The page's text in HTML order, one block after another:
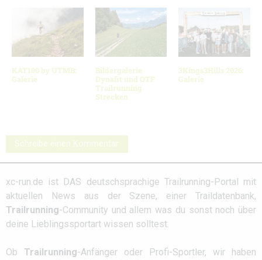
KAT100 by UTMB:
Galerie
Bildergalerie
Dynafit und OTF
Trailrunning
Strecken
3Kings3Hills 2026:
Galerie
Schreibe einen Kommentar
xc-run.de ist DAS deutschsprachige Trailrunning-Portal mit
aktuellen News aus der Szene, einer Traildatenbank,
Trailrunning-Community und allem was du sonst noch über
deine Lieblingssportart wissen solltest.
Ob Trailrunning-Anfänger oder Profi-Sportler, wir haben